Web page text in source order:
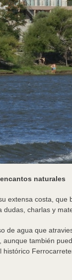
naturales
extensa costa,
dudas, charlas y
de agua que
aunque también
histórico